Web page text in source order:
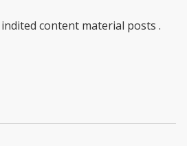
content material posts .